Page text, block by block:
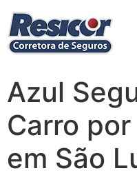
Azul
Carro
em São